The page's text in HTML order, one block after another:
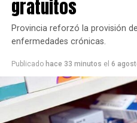
gratuitos
Provincia reforzó la provisión
enfermedades crónicas.
Publicado hace 33 minutos el 6